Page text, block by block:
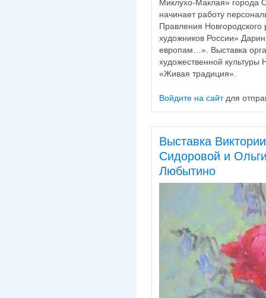
Миклухо-Маклая» города
начинает работу
Правления
художников России»
европам…». Выставка
художественной
«Живая традиция».
Войдите на сайтдля
Выставка
Сидоровой и
Любытино